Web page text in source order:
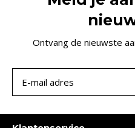
Ontvang de nieuwste